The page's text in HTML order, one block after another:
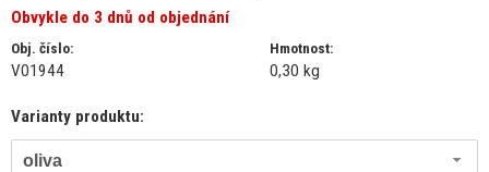
Obvykle do 3 dnů od objednání
Obj. číslo:
V01944
Hmotnost:
0,30 kg
Varianty produktu:
oliva